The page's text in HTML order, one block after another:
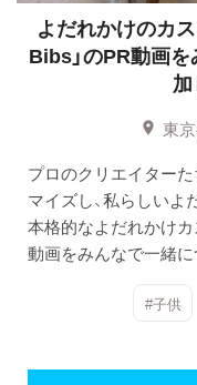
よだれかけのカ
Bibs」のPR動画
東
プロのクリエイター
マイズし、私らしい
本格的なよだれかけカ
動画をみんなで一緒に
#子供